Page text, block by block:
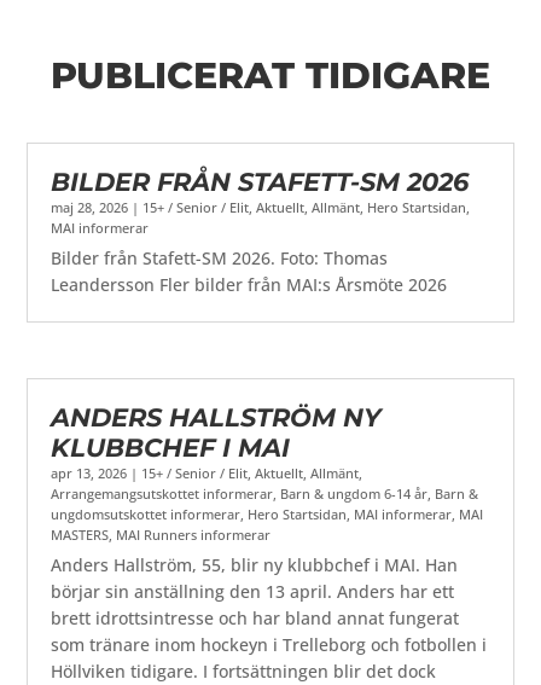
PUBLICERAT TIDIGARE
BILDER FRÅN STAFETT-SM 2026
maj 28, 2026 | 15+ / Senior / Elit,Aktuellt,Allmänt, Hero Startsidan,
MAI informerar
Bilder från Stafett-SM 2026. Foto: Thomas
Leandersson Fler bilder från MAI:s Årsmöte 2026
ANDERS HALLSTRÖM NY
KLUBBCHEF I MAI
apr 13, 2026 | 15+ / Senior / Elit,Aktuellt,Allmänt,
Arrangemangsutskottet informerar, Barn & ungdom 6-14 år, Barn &
ungdomsutskottet informerar, Hero Startsidan, MAI informerar, MAI
MASTERS, MAI Runners informerar
Anders Hallström, 55, blir ny klubbchef i MAI. Han
börjar sin anställning den 13 april. Anders har ett
brett idrottsintresse och har bland annat fungerat
som tränare inom hockeyn i Trelleborg och fotbollen i
Höllviken tidigare. I fortsättningen blir det dock